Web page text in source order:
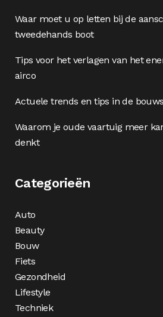
Waar moet u op letten bij de
tweedehands boot
Tips voor het verlagen van het
airco
Actuele trends en tips in de
Waarom je oude vaartuig meer
denkt
Categorieën
Auto
Beauty
Bouw
Fiets
Gezondheid
Lifestyle
Techniek